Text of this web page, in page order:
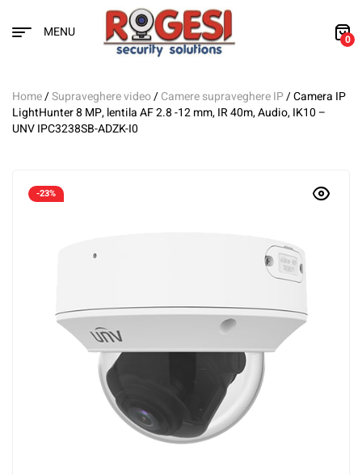
MENU 0
Home/Supraveghere video/Camere supraveghere IP/ Camera IP
LightHunter 8 MP, lentila AF 2.8 -12 mm, IR 40m, Audio, IK10 –
UNV IPC3238SB-ADZK-I0
-23%